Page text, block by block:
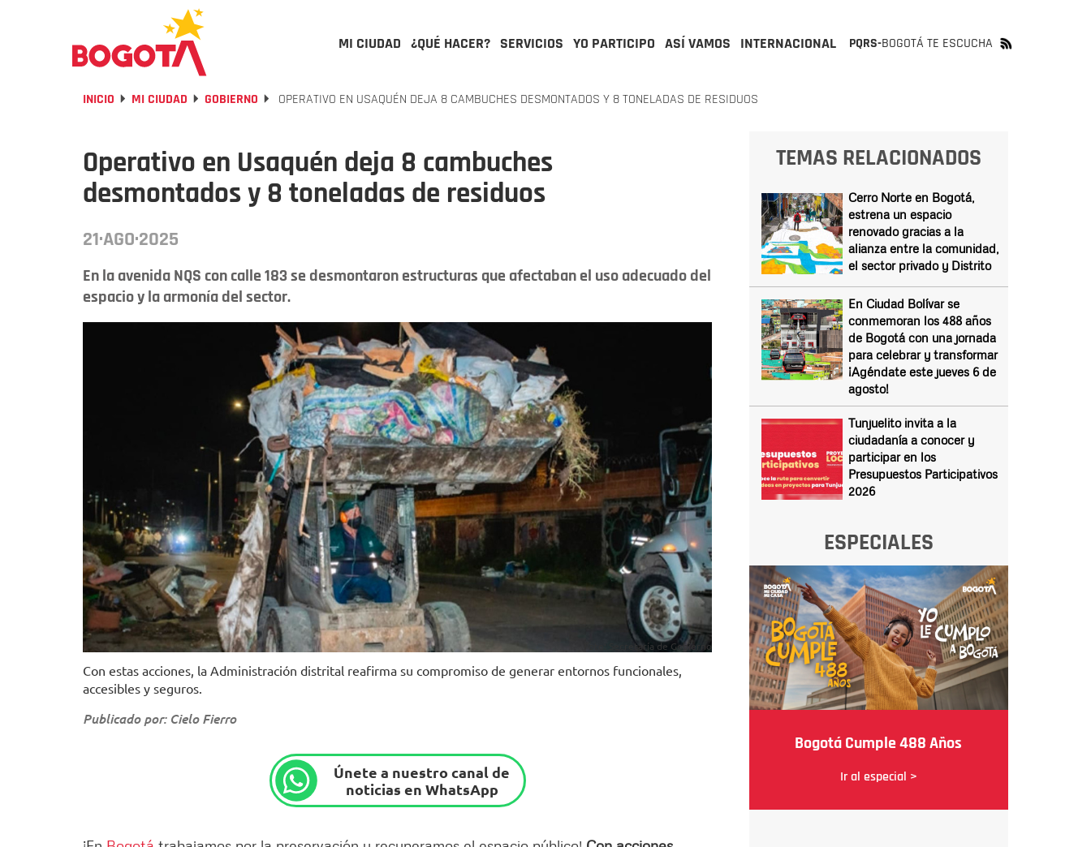
MI CIUDAD ¿QUÉ HACER? SERVICIOS YO PARTICIPO ASÍ VAMOS INTERNACIONAL PQRS-BOGOTÁ TE ESCUCHA
INICIO MI CIUDAD GOBIERNO OPERATIVO EN USAQUÉN DEJA 8 CAMBUCHES DESMONTADOS Y 8 TONELADAS DE RESIDUOS
Operativo en Usaquén deja 8 cambuches
desmontados y 8 toneladas de residuos
21·AGO·2025
En la avenida NQS con calle 183 se desmontaron estructuras que afectaban el uso adecuado del
espacio y la armonía del sector.
Foto: Secretaría de Gobierno
Con estas acciones, la Administración distrital reafirma su compromiso de generar entornos funcionales,
accesibles y seguros.
Publicado por: Cielo Fierro
Únete a nuestro canal de
noticias en WhatsApp
TEMAS RELACIONADOS
Cerro Norte en Bogotá,
estrena un espacio
renovado gracias a la
alianza entre la comunidad,
el sector privado y Distrito
En Ciudad Bolívar se
conmemoran los 488 años
de Bogotá con una jornada
para celebrar y transformar
¡Agéndate este jueves 6 de
agosto!
Tunjuelito invita a la
ciudadanía a conocer y
participar en los
Presupuestos Participativos
2026
ESPECIALES
Bogotá Cumple 488 Años
Ir al especial >